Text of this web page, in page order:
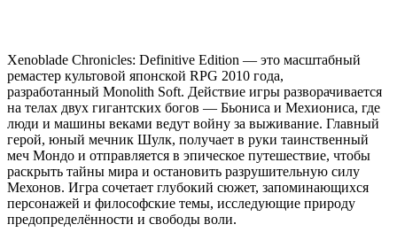
Xenoblade Chronicles: Definitive Edition — это масштабный
ремастер культовой японской RPG 2010 года,
разработанный Monolith Soft. Действие игры разворачивается
на телах двух гигантских богов — Бьониса и Мехиониса, где
люди и машины веками ведут войну за выживание. Главный
герой, юный мечник Шулк, получает в руки таинственный
меч Мондо и отправляется в эпическое путешествие, чтобы
раскрыть тайны мира и остановить разрушительную силу
Мехонов. Игра сочетает глубокий сюжет, запоминающихся
персонажей и философские темы, исследующие природу
предопределённости и свободы воли.